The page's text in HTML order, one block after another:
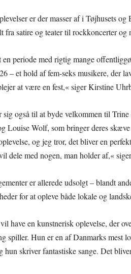
er der masser af i Tøjhusets
fra satire og teater til rockkoncerter og
periode med rigtig mange
– et hold af fem-seks musikere, der
at være en fest,« siger Kirstine
også til at byde velkommen til
Louise Wolf, som bringer deres
og jeg tror, det bliver en
dele med nogen, man holder af,«
er allerede udsolgt – blandt
for at opleve både lokale og
have en kunstnerisk oplevelse, der
spiller. Hun er en af Danmarks mest
hun skriver fantastiske sange. Det